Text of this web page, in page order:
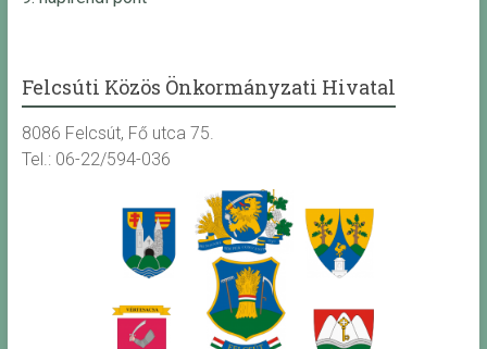
Felcsúti Közös Önkormányzati Hivatal
8086 Felcsút, Fő utca 75.
Tel.: 06-22/594-036